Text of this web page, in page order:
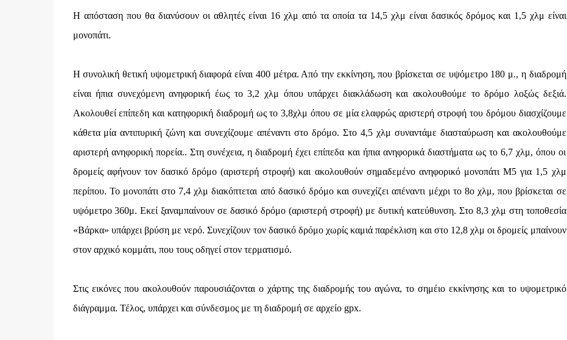
Η απόσταση που θα διανύσουν οι αθλητές είναι 16 χλμ από τα οποία τα 14,5 χλμ είναι δασικός δρόμος και 1,5 χλμ είναι
μονοπάτι.
Η συνολική θετική υψομετρική διαφορά είναι 400 μέτρα. Από την εκκίνηση, που βρίσκεται σε υψόμετρο 180 μ., η διαδρομή
είναι ήπια συνεχόμενη ανηφορική έως το 3,2 χλμ όπου υπάρχει διακλάδωση και ακολουθούμε το δρόμο λοξώς δεξιά.
Ακολουθεί επίπεδη και κατηφορική διαδρομή ως το 3,8χλμ όπου σε μία ελαφρώς αριστερή στροφή του δρόμου διασχίζουμε
κάθετα μία αντιπυρική ζώνη και συνεχίζουμε απέναντι στο δρόμο. Στο 4,5 χλμ συναντάμε διασταύρωση και ακολουθούμε
αριστερή ανηφορική πορεία.. Στη συνέχεια, η διαδρομή έχει επίπεδα και ήπια ανηφορικά διαστήματα ως το 6,7 χλμ, όπου οι
δρομείς αφήνουν τον δασικό δρόμο (αριστερή στροφή) και ακολουθούν σημαδεμένο ανηφορικό μονοπάτι Μ5 για 1,5 χλμ
περίπου. Το μονοπάτι στο 7,4 χλμ διακόπτεται από δασικό δρόμο και συνεχίζει απέναντι μέχρι το 8ο χλμ, που βρίσκεται σε
υψόμετρο 360μ. Εκεί ξαναμπαίνουν σε δασικό δρόμο (αριστερή στροφή) με δυτική κατεύθυνση. Στο 8,3 χλμ στη τοποθεσία
«Βάρκα» υπάρχει βρύση με νερό. Συνεχίζουν τον δασικό δρόμο χωρίς καμιά παρέκλιση και στο 12,8 χλμ οι δρομείς μπαίνουν
στον αρχικό κομμάτι, που τους οδηγεί στον τερματισμό.
Στις εικόνες που ακολουθούν παρουσιάζονται ο χάρτης της διαδρομής του αγώνα, το σημέιο εκκίνησης και το υψομετρικό
διάγραμμα. Τέλος, υπάρχει και σύνδεσμος με τη διαδρομή σε αρχείο gpx.